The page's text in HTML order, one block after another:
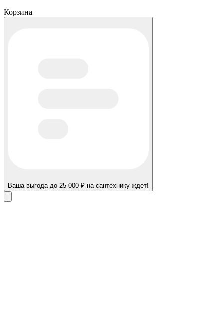
Корзина
Ваша выгода до 25 000 ₽ на сантехнику ждет!